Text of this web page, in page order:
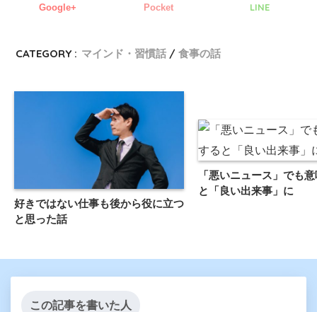
Google+ Pocket LINE
CATEGORY : マインド・習慣話 食事の話
好きではない仕事も後から役に立つ
と思った話
「悪いニュース」でも
と「良い出来事」に
この記事を書いた人